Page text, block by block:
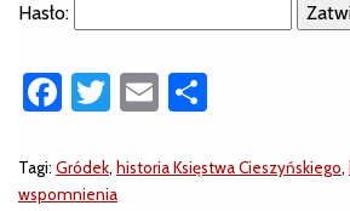
Hasło:
Facebook
Twitter
Email
Tagi: Gródek, historia Księstwa Cieszyńskiego,
wspomnienia